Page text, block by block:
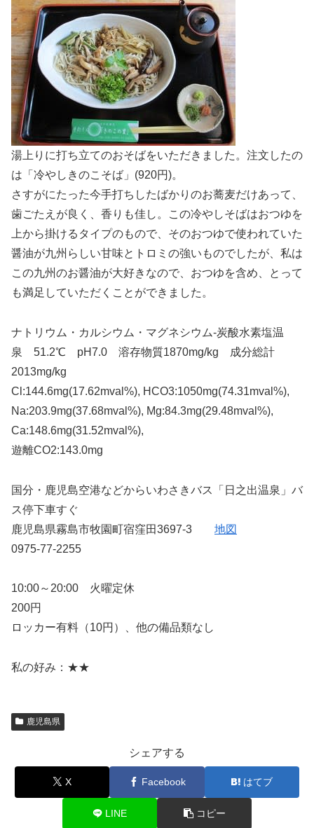
湯上りに打ち立てのおそばをいただきました。注文したの
は「冷やしきのこそば」(920円)。
さすがにたった今手打ちしたばかりのお蕎麦だけあって、
歯ごたえが良く、香りも佳し。この冷やしそばはおつゆを
上から掛けるタイプのもので、そのおつゆで使われていた
醤油が九州らしい甘味とトロミの強いものでしたが、私は
この九州のお醤油が大好きなので、おつゆを含め、とって
も満足していただくことができました。
ナトリウム・カルシウム・マグネシウム-炭酸水素塩温
泉 51.2℃ pH7.0 溶存物質1870mg/kg 成分総計
2013mg/kg
Cl:144.6mg(17.62mval%), HCO3:1050mg(74.31mval%),
Na:203.9mg(37.68mval%), Mg:84.3mg(29.48mval%),
Ca:148.6mg(31.52mval%),
遊離CO2:143.0mg
国分・鹿児島空港などからいわさきバス「日之出温泉」バ
ス停下車すぐ
鹿児島県霧島市牧園町宿窪田3697-3 地図
0975-77-2255
10:00～20:00 火曜定休
200円
ロッカー有料（10円）、他の備品類なし
私の好み：★★
鹿児島県
シェアする
X Facebook はてブ
LINE コピー